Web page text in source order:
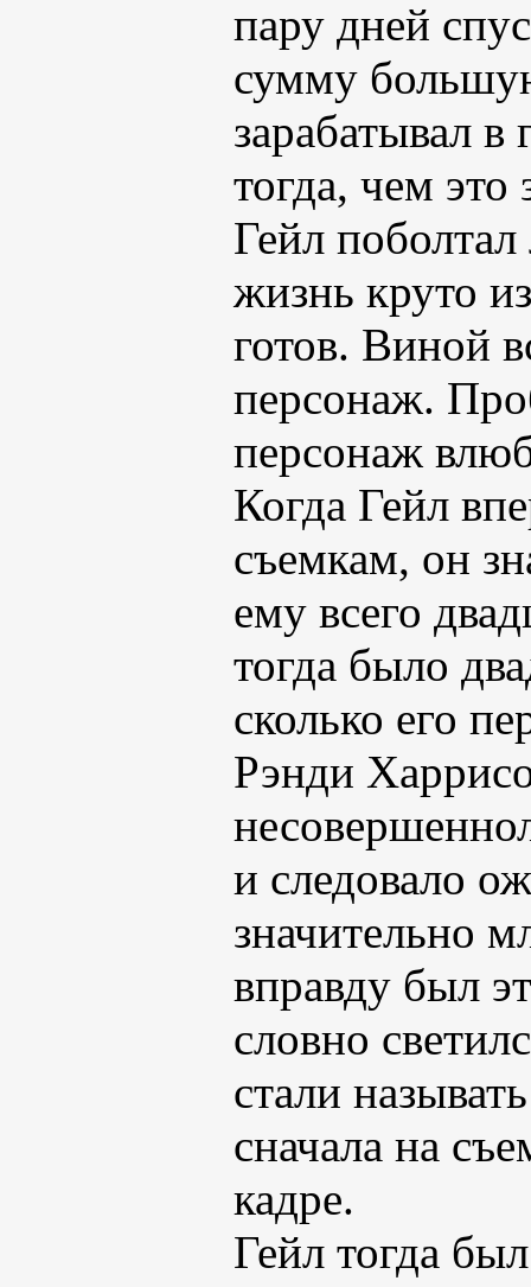
пару дней
сумму
зарабатывал
тогда, чем это
Гейл
жизнь круто
готов. Виной
персонаж.
персонаж
Когда Гейл
съемкам, он
ему всего
тогда было
сколько его
Рэнди
и следовало
значительно
вправду был
словно
стали
сначала на
кадре.
Гейл тогда